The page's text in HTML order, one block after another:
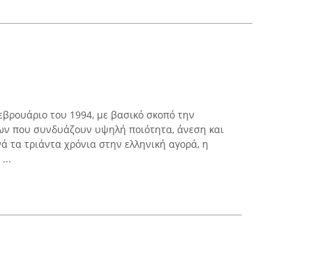
του 1994, με βασικό σκοπό την
που συνδυάζουν υψηλή ποιότητα, άνεση και
τριάντα χρόνια στην ελληνική αγορά, η
...